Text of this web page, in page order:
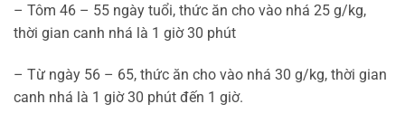
– Tôm 46 – 55 ngày tuổi, thức ăn cho vào nhá 25 g/kg,
thời gian canh nhá là 1 giờ 30 phút
– Từ ngày 56 – 65, thức ăn cho vào nhá 30 g/kg, thời gian
canh nhá là 1 giờ 30 phút đến 1 giờ.